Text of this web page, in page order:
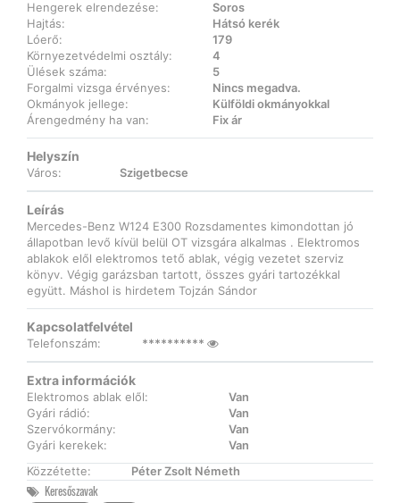
Hengerek elrendezése:
Soros
Hajtás:
Hátsó kerék
Lóerő:
179
Környezetvédelmi osztály:
4
Ülések száma:
5
Forgalmi vizsga érvényes:
Nincs megadva.
Okmányok jellege:
Külföldi okmányokkal
Árengedmény ha van:
Fix ár
Helyszín
Város: Szigetbecse
Leírás
Mercedes-Benz W124 E300 Rozsdamentes kimondottan jó
állapotban levő kívül belül OT vizsgára alkalmas . Elektromos
ablakok elől elektromos tető ablak, végig vezetet szerviz
könyv. Végig garázsban tartott, összes gyári tartozékkal
együtt. Máshol is hirdetem Tojzán Sándor
Kapcsolatfelvétel
Telefonszám: **********
Extra információk
Elektromos ablak elől:
Van
Gyári rádió:
Van
Szervókormány:
Van
Gyári kerekek:
Van
Közzétette:
Péter Zsolt Németh
Keresőszavak